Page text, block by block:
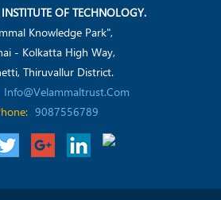
OF TECHNOLOGY.
Knowledge Park",
- Kolkatta High Way,
Thiruvallur District.
Info@velammaltrust.com
9087556789